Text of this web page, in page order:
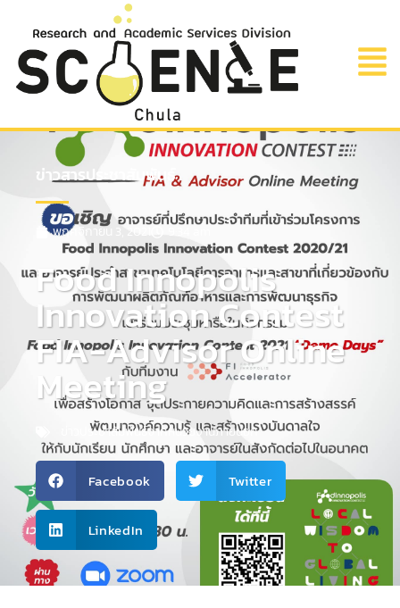
ข่าวสารประชาสัมพันธ์
พฤศจิกายน 3, 2021
Food Innopolis
Innovation Contest
FIA-Advisor Online
Meeting
ข่าวประชาสัมพันธ์จากหน่วยงานภายนอก
Facebook Twitter
LinkedIn